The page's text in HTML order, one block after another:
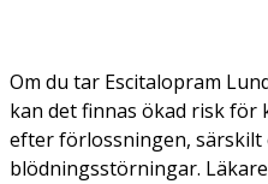
Om du tar Escitalopram
kan det finnas ökad risk
efter förlossningen,
blödningsstörningar.